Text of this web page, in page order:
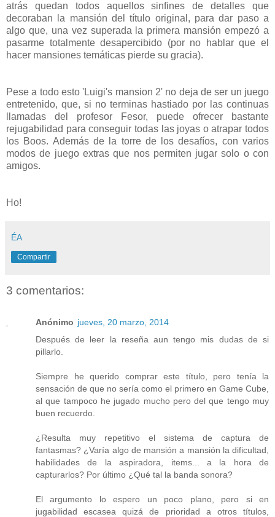
atrás quedan todos aquellos sinfines de detalles que
decoraban la mansión del título original, para dar paso a
algo que, una vez superada la primera mansión empezó a
pasarme totalmente desapercibido (por no hablar que el
hacer mansiones temáticas pierde su gracia).
Pese a todo esto 'Luigi's mansion 2' no deja de ser un juego
entretenido, que, si no terminas hastiado por las continuas
llamadas del profesor Fesor, puede ofrecer bastante
rejugabilidad para conseguir todas las joyas o atrapar todos
los Boos. Además de la torre de los desafíos, con varios
modos de juego extras que nos permiten jugar solo o con
amigos.
Ho!
ÉA
Compartir
3 comentarios:
Anónimo jueves, 20 marzo, 2014
Después de leer la reseña aun tengo mis dudas de si
pillarlo.
Siempre he querido comprar este título, pero tenía la
sensación de que no sería como el primero en Game Cube,
al que tampoco he jugado mucho pero del que tengo muy
buen recuerdo.
¿Resulta muy repetitivo el sistema de captura de
fantasmas? ¿Varía algo de mansión a mansión la dificultad,
habilidades de la aspiradora, items... a la hora de
capturarlos? Por último ¿Qué tal la banda sonora?
El argumento lo espero un poco plano, pero si en
jugabilidad escasea quizá de prioridad a otros títulos,